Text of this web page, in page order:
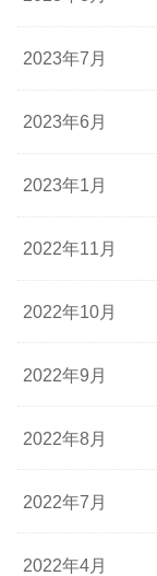
2023年7月
2023年6月
2023年1月
2022年11月
2022年10月
2022年9月
2022年8月
2022年7月
2022年4月